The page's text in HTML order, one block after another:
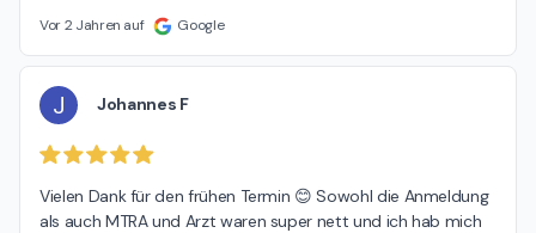
Vor 2 Jahren auf Google
J Johannes F
Vielen Dank für den frühen Termin 😊 Sowohl die Anmeldung
als auch MTRA und Arzt waren super nett und ich hab mich